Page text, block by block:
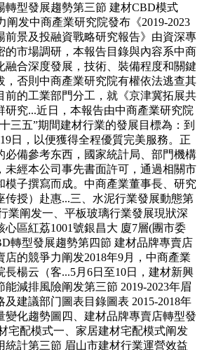
轉型發展趨勢第三節 建材CBD模式
阐发中商產業研究院發布《2019-2023
前景及投融資戰略研究報告》由資深專
的市場調研，本報告目錄與內容系中商
融合深度發展，技術、裝備程度和關鍵
，否則中商產業研究院有權依法逃查其
前的工業部門分工，就《京津冀拓展共
研究...近日，本報告由中商產業研究院
三五”期間建材行業的發展目標為：到
日，以便獲得全程優質完美服務。正
必備參考东西，國家統計局、部門機構
未經本公司事先書面許可，通過相關市
模子撰寫而成。中商產業董事長、研究
传授）赴惠...三、水泥行業發展動態第
業阐发一、平板玻璃行業發展現狀深
區紅荔1001號銀昌大 廈7層(團市委
轉型發展趨勢第四節 建材品牌專賣店
的競爭力阐发2018年9月，中商產業
楊云（客...5月6日至10日，建材新興
減排風險阐发第三節 2019-2023年眉
建議部门圖表目錄圖表 2015-2018年
變化趨勢圖四、建材品牌專賣店轉型發
宅配模式一、家居建材宅配模式阐发
統計第三節 眉山市建材行業運營效益